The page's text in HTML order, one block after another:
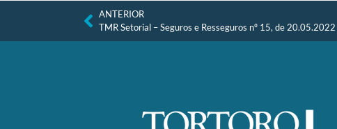
ANTERIOR
TMR Setorial – Seguros e Resseguros nº 15, de 20.05.2022